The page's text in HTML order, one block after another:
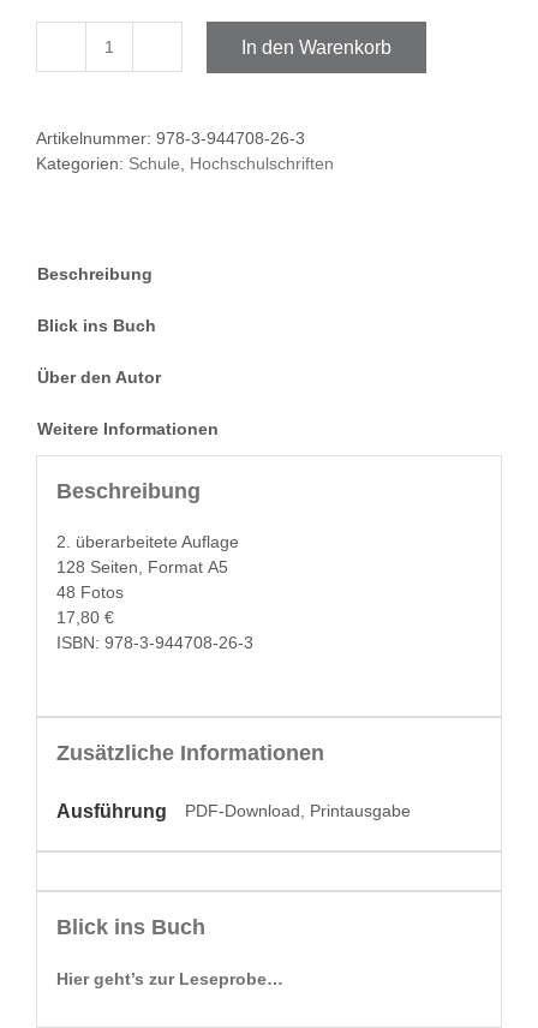
Praktische
Gewaltprävention
Menge
In den Warenkorb
Artikelnummer: 978-3-944708-26-3
Kategorien: Schule, Hochschulschriften
Beschreibung
Blick ins Buch
Über den Autor
Weitere Informationen
Beschreibung
2. über­ar­beit­ete Auflage
128 Seit­en, For­mat A5
48 Fotos
17,80 €
ISBN: 978-3-944708-26-3
Zusätzliche Informationen
Ausführung PDF-Download, Printausgabe
Blick ins Buch
Hier geht’s zur Leseprobe…